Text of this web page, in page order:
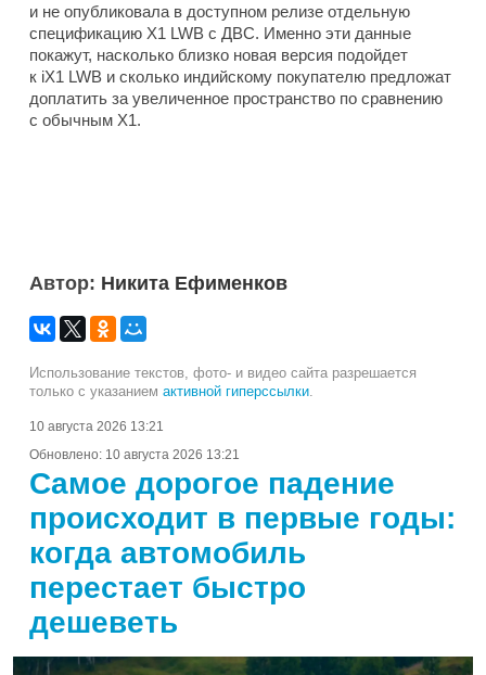
и не опубликовала в доступном релизе отдельную
спецификацию X1 LWB с ДВС. Именно эти данные
покажут, насколько близко новая версия подойдет
к iX1 LWB и сколько индийскому покупателю предложат
доплатить за увеличенное пространство по сравнению
с обычным X1.
Автор: Никита Ефименков
Использование текстов, фото- и видео сайта разрешается
только с указанием активной гиперссылки
10 августа 2026 13:21
Обновлено: 10 августа 2026 13:21
Самое дорогое падение
происходит в первые годы:
когда автомобиль
перестает быстро
дешеветь